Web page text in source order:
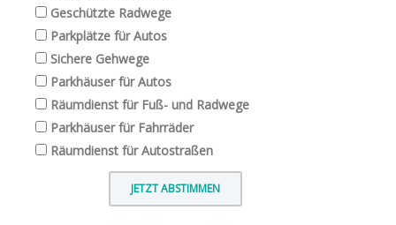
Geschützte Radwege
Parkplätze für Autos
Sichere Gehwege
Parkhäuser für Autos
Räumdienst für Fuß- und Radwege
Parkhäuser für Fahrräder
Räumdienst für Autostraßen